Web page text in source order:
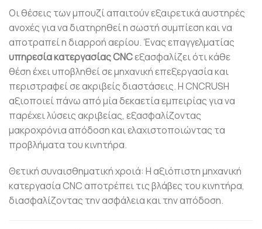
Οι θέσεις των μπουζί απαιτούν εξαιρετικά αυστηρές
ανοχές για να διατηρηθεί η σωστή συμπίεση και να
αποτραπεί η διαρροή αερίου. Ένας επαγγελματίας
υπηρεσία κατεργασίας CNCεξασφαλίζει ότι κάθε
θέση έχει υποβληθεί σε μηχανική επεξεργασία και
περιστραφεί σε ακριβείς διαστάσεις. Η CNCRUSH
αξιοποιεί πάνω από μία δεκαετία εμπειρίας για να
παρέχει λύσεις ακριβείας, εξασφαλίζοντας
μακροχρόνια απόδοση και ελαχιστοποιώντας τα
προβλήματα του κινητήρα.
Θετική συναισθηματική χροιά: Η αξιόπιστη μηχανική
κατεργασία CNC αποτρέπει τις βλάβες του κινητήρα,
διασφαλίζοντας την ασφάλεια και την απόδοση.